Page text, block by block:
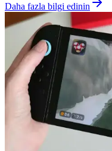
Daha fazla bilgi edinin